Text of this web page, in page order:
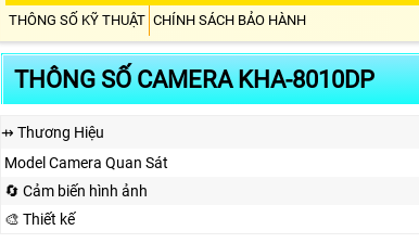
THÔNG SỐ KỸ THUẬT CHÍNH SÁCH BẢO HÀNH
THÔNG SỐ CAMERA KHA-8010DP
⇸ Thương Hiệu
Model Camera Quan Sát
🔄 Cảm biến hình ảnh
🎨 Thiết kế